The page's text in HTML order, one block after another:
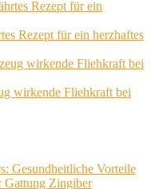
Rezept für ein herzhaftes
wirkende Fliehkraft bei